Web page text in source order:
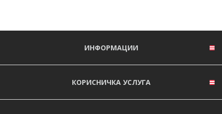
ИНФОРМАЦИИ
КОРИСНИЧКА УСЛУГА